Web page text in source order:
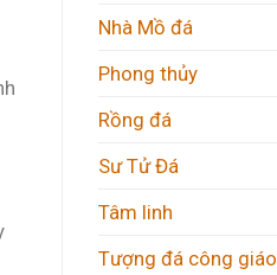
Nhà Mồ đá
Phong thủy
Rồng đá
Sư Tử Đá
Tâm linh
Tượng đá công giáo